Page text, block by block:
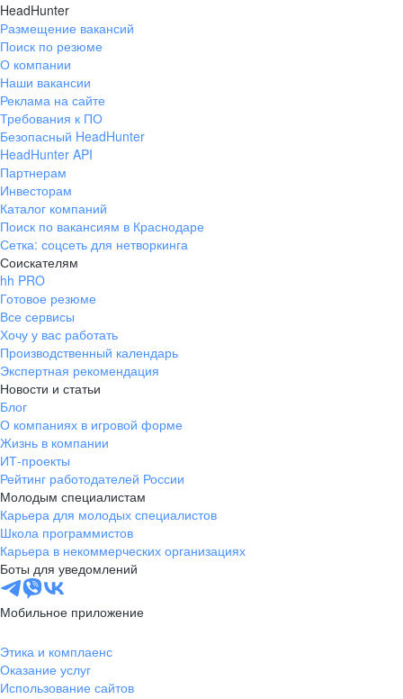
HeadHunter
Размещение вакансий
Поиск по резюме
О компании
Наши вакансии
Реклама на сайте
Требования к ПО
Безопасный HeadHunter
HeadHunter API
Партнерам
Инвесторам
Каталог компаний
Поиск по вакансиям в Краснодаре
Сетка: соцсеть для нетворкинга
Соискателям
hh PRO
Готовое резюме
Все сервисы
Хочу у вас работать
Производственный календарь
Экспертная рекомендация
Новости и статьи
Блог
О компаниях в игровой форме
Жизнь в компании
ИТ-проекты
Рейтинг работодателей России
Молодым специалистам
Карьера для молодых специалистов
Школа программистов
Карьера в некоммерческих организациях
Боты для уведомлений
Мобильное приложение
Этика и комплаенс
Оказание услуг
Использование сайтов